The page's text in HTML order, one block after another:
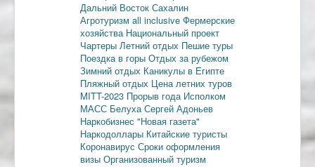
Дальний Восток Сахалин
Агротуризм all inclusive Фермерские
хозяйства Национальный проект
Чартеры Летний отдых Пешие туры
Поездка в горы Отдых за рубежом
Зимний отдых Каникулы в Египте
Пляжный отдых Цена летних туров
MITT-2023 Прорыв года Исполком
МАСС Белуха Сергей Адоньев
Наркобизнес "Новая газета"
Наркодоллары Китайские туристы
Коронавирус Сроки оформления
визы Организованный туризм